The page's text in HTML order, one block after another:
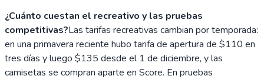
¿Cuánto cuestan el recreativo y las pruebas
competitivas?Las tarifas recreativas cambian por temporada:
en una primavera reciente hubo tarifa de apertura de $110 en
tres días y luego $135 desde el 1 de diciembre, y las
camisetas se compran aparte en Score. En pruebas